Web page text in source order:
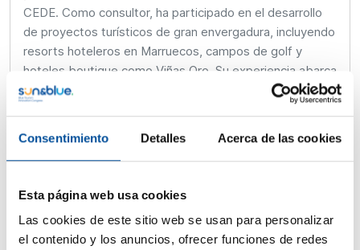
Consentimiento Detalles Acerca de las cookies
Esta página web usa cookies
Las cookies de este sitio web se usan para personalizar
el contenido y los anuncios, ofrecer funciones de redes
CEDE. Como consultor, ha participado en el desarrollo
de proyectos turísticos de gran envergadura, incluyendo
resorts hoteleros en Marruecos, campos de golf y
hoteles boutique como Viñas Oro. Su experiencia abarca
desde la gestión operativa hasta el diseño de
estrategias para elevar los estándares del turismo a
industria.